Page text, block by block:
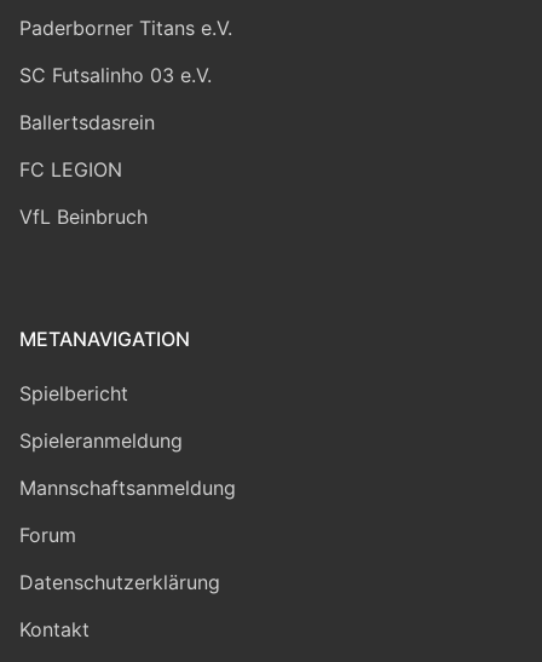
Paderborner Titans e.V.
SC Futsalinho 03 e.V.
Ballertsdasrein
FC LEGION
VfL Beinbruch
METANAVIGATION
Spielbericht
Spieleranmeldung
Mannschaftsanmeldung
Forum
Datenschutzerklärung
Kontakt